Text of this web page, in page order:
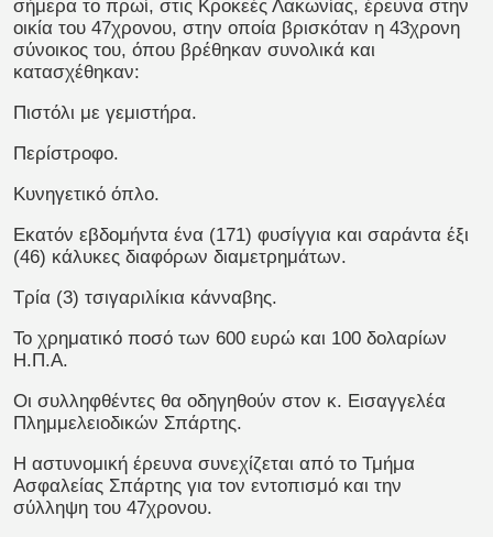
σήμερα το πρωί, στις Κροκεές Λακωνίας, έρευνα στην
οικία του 47χρονου, στην οποία βρισκόταν η 43χρονη
σύνοικος του, όπου βρέθηκαν συνολικά και
κατασχέθηκαν:
Πιστόλι με γεμιστήρα.
Περίστροφο.
Κυνηγετικό όπλο.
Εκατόν εβδομήντα ένα (171) φυσίγγια και σαράντα έξι
(46) κάλυκες διαφόρων διαμετρημάτων.
Τρία (3) τσιγαριλίκια κάνναβης.
Το χρηματικό ποσό των 600 ευρώ και 100 δολαρίων
Η.Π.Α.
Οι συλληφθέντες θα οδηγηθούν στον κ. Εισαγγελέα
Πλημμελειοδικών Σπάρτης.
Η αστυνομική έρευνα συνεχίζεται από το Τμήμα
Ασφαλείας Σπάρτης για τον εντοπισμό και την
σύλληψη του 47χρονου.